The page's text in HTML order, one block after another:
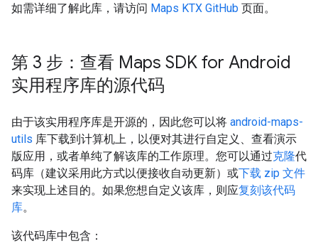
如需详细了解此库，请访问 Maps KTX GitHub 页面。
第 3 步：查看 Maps SDK for Android
实用程序库的源代码
由于该实用程序库是开源的，因此您可以将 android-maps-
utils 库下载到计算机上，以便对其进行自定义、查看演示
版应用，或者单纯了解该库的工作原理。您可以通过克隆代
码库（建议采用此方式以便接收自动更新）或下载 zip 文件
来实现上述目的。如果您想自定义该库，则应复刻该代码
库。
该代码库中包含：